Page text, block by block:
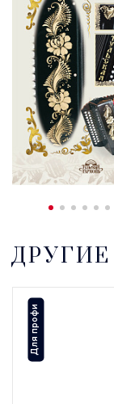
Для профи